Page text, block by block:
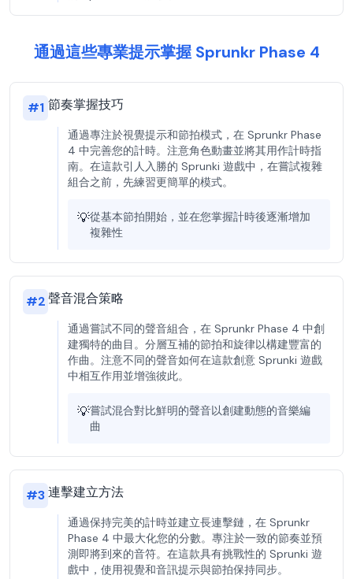
通過這些專業提示掌握 Sprunkr Phase 4
#1 節奏掌握技巧
通過專注於視覺提示和節拍模式，在 Sprunkr Phase
4 中完善您的計時。注意角色動畫並將其用作計時指
南。在這款引人入勝的 Sprunki 遊戲中，在嘗試複雜
組合之前，先練習更簡單的模式。
💡從基本節拍開始，並在您掌握計時後逐漸增加
複雜性
#2聲音混合策略
通過嘗試不同的聲音組合，在 Sprunkr Phase 4 中創
建獨特的曲目。分層互補的節拍和旋律以構建豐富的
作曲。注意不同的聲音如何在這款創意 Sprunki 遊戲
中相互作用並增強彼此。
💡嘗試混合對比鮮明的聲音以創建動態的音樂編
曲
#3連擊建立方法
通過保持完美的計時並建立長連擊鏈，在 Sprunkr
Phase 4 中最大化您的分數。專注於一致的節奏並預
測即將到來的音符。在這款具有挑戰性的 Sprunki 遊
戲中，使用視覺和音訊提示與節拍保持同步。